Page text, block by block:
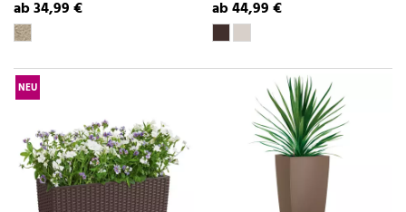
ab 34,99 € ab 44,99 €
NEU